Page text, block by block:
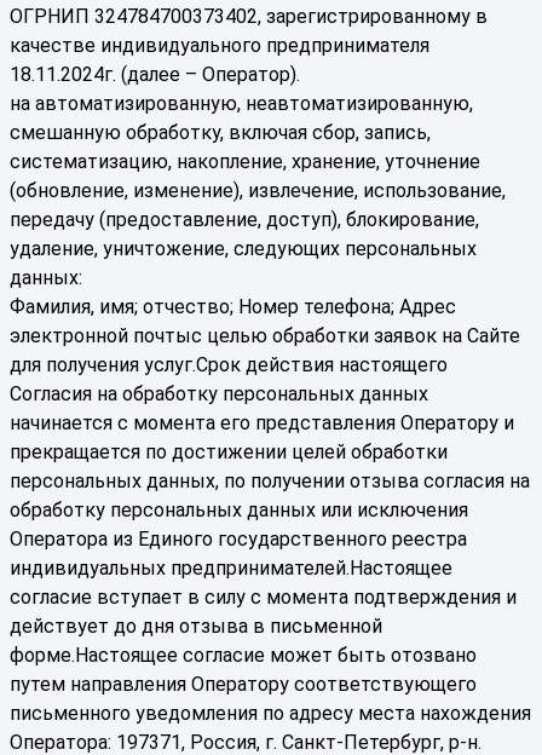
ОГРНИП 324784700373402, зарегистрированному в
качестве индивидуального предпринимателя
18.11.2024г. (далее – Оператор).
на автоматизированную, неавтоматизированную,
смешанную обработку, включая сбор, запись,
систематизацию, накопление, хранение, уточнение
(обновление, изменение), извлечение, использование,
передачу (предоставление, доступ), блокирование,
удаление, уничтожение, следующих персональных
данных:
Фамилия, имя; отчество; Номер телефона; Адрес
электронной почтыс целью обработки заявок на Сайте
для получения услуг.Срок действия настоящего
Согласия на обработку персональных данных
начинается с момента его представления Оператору и
прекращается по достижении целей обработки
персональных данных, по получении отзыва согласия на
обработку персональных данных или исключения
Оператора из Единого государственного реестра
индивидуальных предпринимателей.Настоящее
согласие вступает в силу с момента подтверждения и
действует до дня отзыва в письменной
форме.Настоящее согласие может быть отозвано
путем направления Оператору соответствующего
письменного уведомления по адресу места нахождения
Оператора: 197371, Россия, г. Санкт-Петербург, р-н.